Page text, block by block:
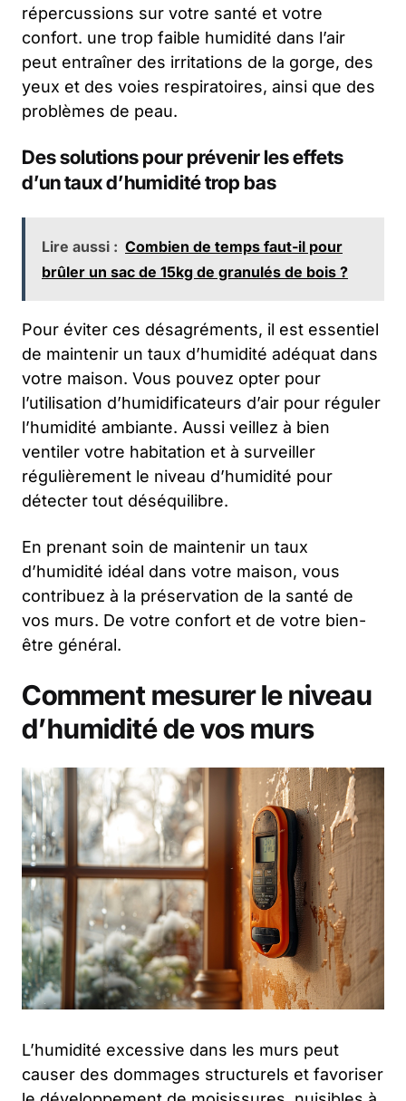
répercussions sur votre santé et votre
confort. une trop faible humidité dans l’air
peut entraîner des irritations de la gorge, des
yeux et des voies respiratoires, ainsi que des
problèmes de peau.
Des solutions pour prévenir les effets
d’un taux d’humidité trop bas
Lire aussi : Combien de temps faut-il pour
brûler un sac de 15kg de granulés de bois ?
Pour éviter ces désagréments, il est essentiel
de maintenir un taux d’humidité adéquat dans
votre maison. Vous pouvez opter pour
l’utilisation d’humidificateurs d’air pour réguler
l’humidité ambiante. Aussi veillez à bien
ventiler votre habitation et à surveiller
régulièrement le niveau d’humidité pour
détecter tout déséquilibre.
En prenant soin de maintenir un taux
d’humidité idéal dans votre maison, vous
contribuez à la préservation de la santé de
vos murs. De votre confort et de votre bien-
être général.
Comment mesurer le niveau
d’humidité de vos murs
L’humidité excessive dans les murs peut
causer des dommages structurels et favoriser